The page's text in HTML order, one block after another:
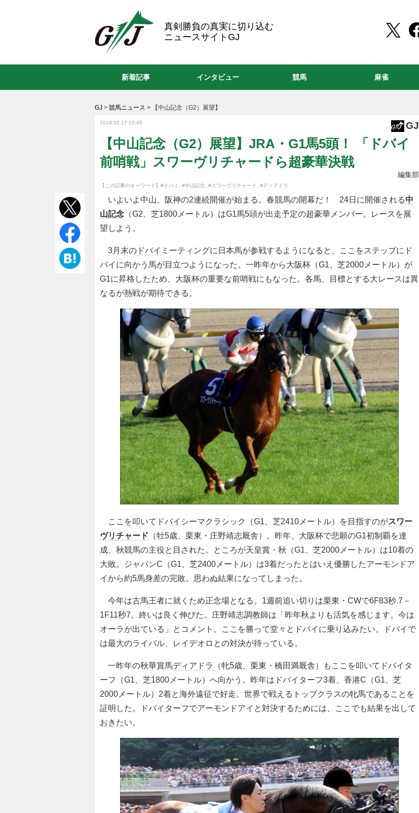
真剣勝負の真実に切り込む
ニュースサイトGJ
GJ > 競馬ニュース > 【中山記念（G2）展望】
2019.02.17 15:45 GJ
【中山記念（G2）展望】JRA・G1馬5頭！ 「ドバイ
前哨戦」スワーヴリチャードら超豪華決戦
編集部
【この記事のキーワード】 #ドバイ #中山記念 #スワーヴリチャード #ディアドラ
いよいよ中山、阪神の2連続開催が始まる。春競馬の開幕だ！ 24日に開催される中
山記念 （G2、芝1800メートル）はG1馬5頭が出走予定の超豪華メンバー。レースを展
望しよう。
3月末の ドバイ ミーティングに日本馬が参戦するようになると、ここをステップにド
バイに向かう馬が目立つようになった。一昨年から大阪杯（G1、芝2000メートル）が
G1に昇格したため、大阪杯の重要な前哨戦にもなった。各馬、目標とする大レースは異
なるが熱戦が期待できる。
ここを叩いてドバイシーマクラシック（G1、芝2410メートル）を目指すのがスワー
ヴリチャード （牡5歳、栗東・庄野靖志厩舎）。昨年、大阪杯で悲願のG1初制覇を達
成、秋競馬の主役と目された。ところが天皇賞・秋（G1、芝2000メートル）は10着の
大敗。ジャパンC（G1、芝2400メートル）は3着だったとはいえ優勝したアーモンドア
イから約5馬身差の完敗。思わぬ結果になってしまった。
今年は古馬王者に就くため正念場となる。1週前追い切りは栗東・CWで6F83秒.7－
1F11秒7。終いは良く伸びた。庄野靖志調教師は「昨年秋よりも活気を感じます。今は
オーラが出ている」とコメント。ここを勝って堂々とドバイに乗り込みたい。ドバイで
は最大のライバル、レイデオロとの対決が待っている。
一昨年の秋華賞馬ディアドラ
（牝5歳、栗東・橋田満厩舎）もここを叩いてドバイタ
ーフ（G1、芝1800メートル）へ向かう。昨年はドバイターフ3着、香港C（G1、芝
2000メートル）2着と海外遠征で好走。世界で戦えるトップクラスの牝馬であることを
証明した。ドバイターフでアーモンドアイと対決するためには、ここでも結果を出して
おきたい。
新着記事 インタビュー 競馬 麻雀